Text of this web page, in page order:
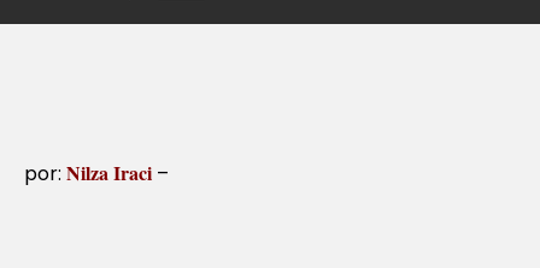
por: Nilza Iraci –